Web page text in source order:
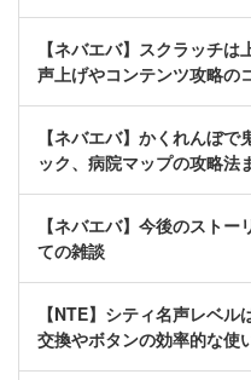
【ネバエバ】スクラッチ
声上げやコンテンツ攻略の
【ネバエバ】かくれんぼ
ック、病院マップの攻略法
【ネバエバ】今後のスト
ての雑談
【NTE】シティ名声レベ
交換やボタンの効率的な使